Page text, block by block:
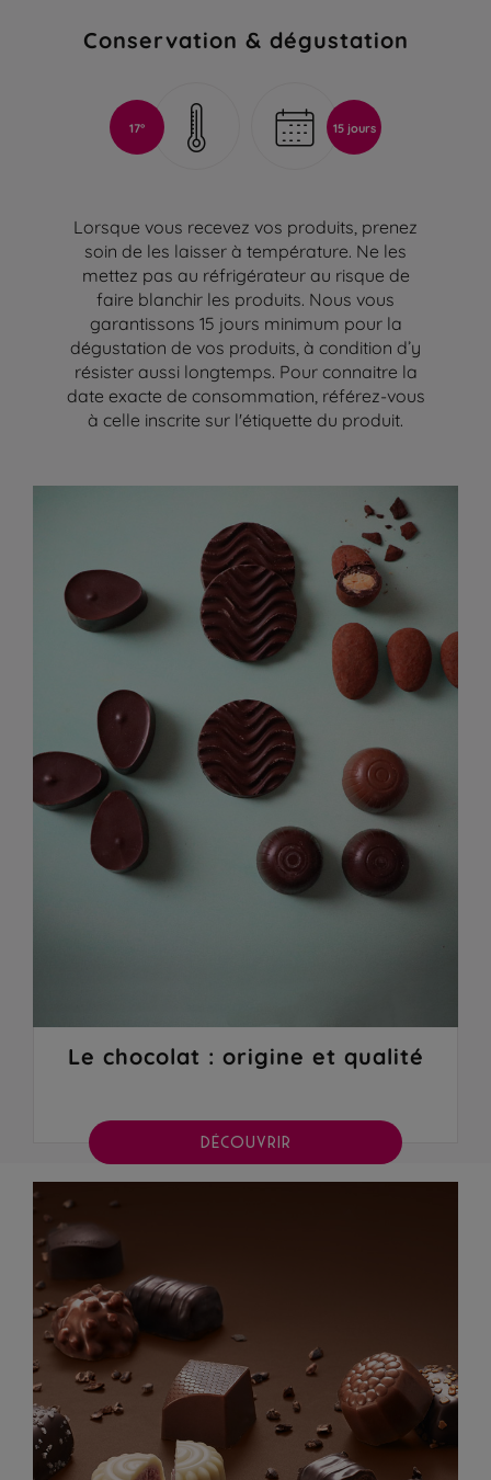
Conservation & dégustation
17° 15 jours
Lorsque vous recevez vos produits, prenez
soin de les laisser à température. Ne les
mettez pas au réfrigérateur au risque de
faire blanchir les produits. Nous vous
garantissons 15 jours minimum pour la
dégustation de vos produits, à condition d’y
résister aussi longtemps. Pour connaitre la
date exacte de consommation, référez-vous
à celle inscrite sur l'étiquette du produit.
Le chocolat : origine et qualité
DÉCOUVRIR